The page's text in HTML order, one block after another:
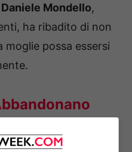
Daniele Mondello,
ha ribadito di non
moglie possa essersi
per rubare